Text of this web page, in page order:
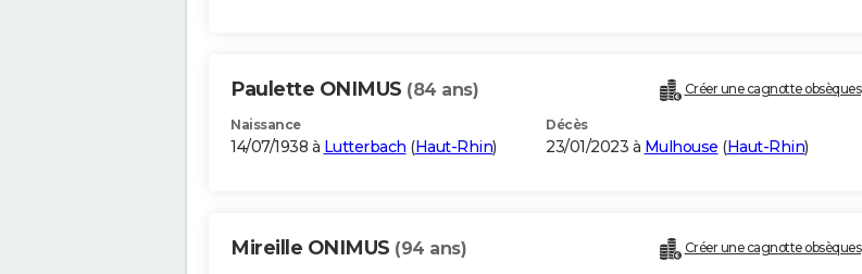
Paulette ONIMUS (84 ans) Créer une cagnotte obsèques
Naissance
14/07/1938 à Lutterbach (Haut-Rhin)
Décès
23/01/2023 à Mulhouse (Haut-Rhin)
Mireille ONIMUS (94 ans) Créer une cagnotte obsèques